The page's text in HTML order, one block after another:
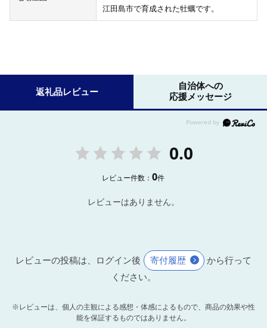
江田島市で育成された牡蠣です。
返礼品レビュー
自治体への
応援メッセージ
0.0
レビュー件数：0件
レビューはありません。
レビューの投稿は、ログイン後 寄付履歴
から行って
ください。
※レビューは、個人の主観による感想・体感によるもので、商品の効果や性
能を保証するものではありません。